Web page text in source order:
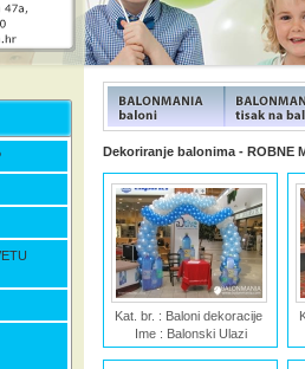
Dekoriranje balonima - ROBNE
Kat. br. : Baloni dekoracije
Ime : Balonski Ulazi